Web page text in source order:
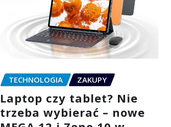
TECHNOLOGIA ZAKUPY
Laptop czy tablet? Nie
trzeba wybierać – nowe